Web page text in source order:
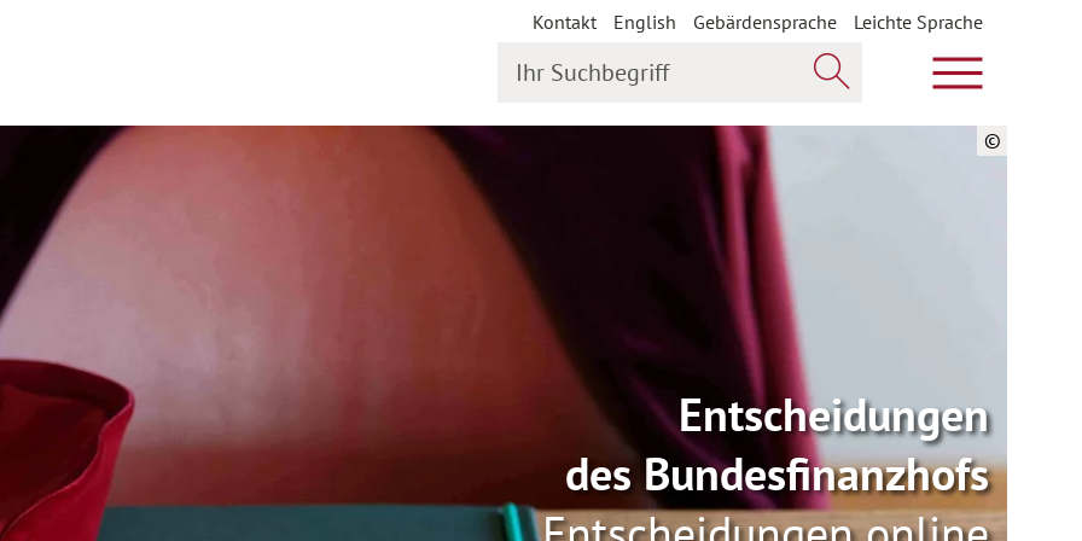
Kontakt English Gebärdensprache
Leichte Sprache
Hauptmenü
©
Entscheidungen
des Bundesfinanzhofs